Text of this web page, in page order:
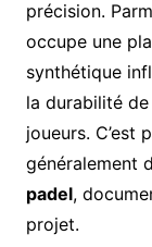
précision.
occupe une
synthétique
la durabilité
joueurs. C’est
généralement
padel,
projet.